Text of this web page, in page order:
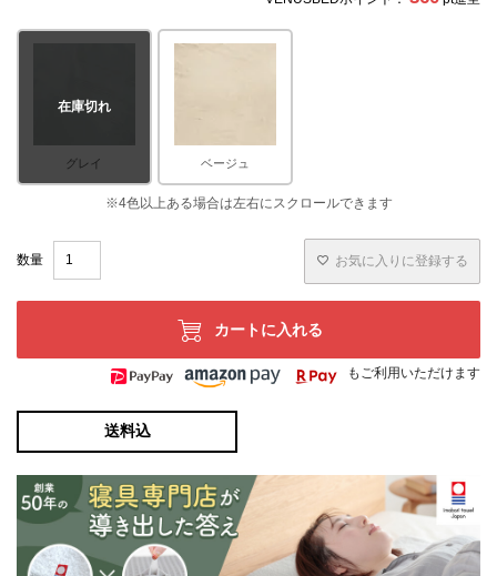
グレイ
在庫切れ
ベージュ
お気に入りに登録する
カートに入れる
もご利用いただけます
送料込